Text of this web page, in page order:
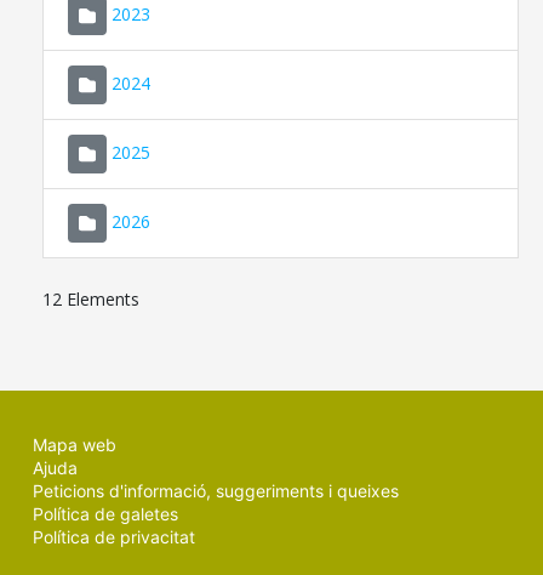
2023
2024
2025
2026
12 Elements
Mapa web
Ajuda
Peticions d'informació, suggeriments i queixes
Política de galetes
Política de privacitat